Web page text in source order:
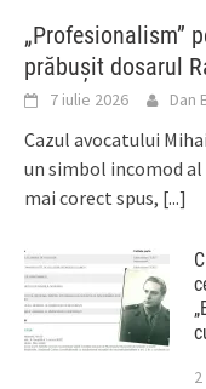
„Profesionalism”
prăbușit dosarul
7 iulie 2026 Dan
Cazul avocatului
un simbol incomod
mai corect spus, [...]